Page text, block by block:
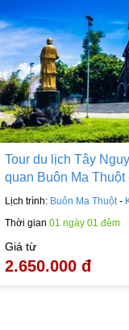
Tour du lịch Tây
quan Buôn Ma Thuột
Lịch trình: Buôn Ma Thuột-
Thời gian01 ngày 01 đêm
Giá từ
2.650.000 đ